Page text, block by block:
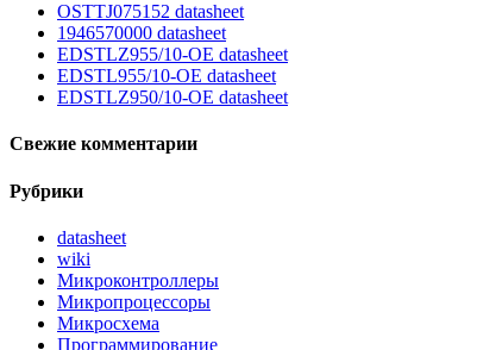
OSTTJ075152 datasheet
1946570000 datasheet
EDSTLZ955/10-OE datasheet
EDSTL955/10-OE datasheet
EDSTLZ950/10-OE datasheet
Свежие комментарии
Рубрики
datasheet
wiki
Микроконтроллеры
Микропроцессоры
Микросхема
Программирование